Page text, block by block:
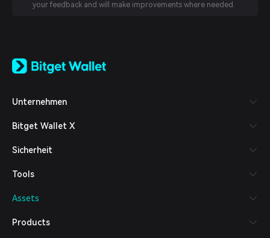
your feedback and will make improvements where needed.
日本語
Español (Latinoamérica)
Italiano
Deutsch
繁體中文
Bahasa Indonesia
Unternehmen
Bitget Wallet X
Sicherheit
Tools
Assets
Products